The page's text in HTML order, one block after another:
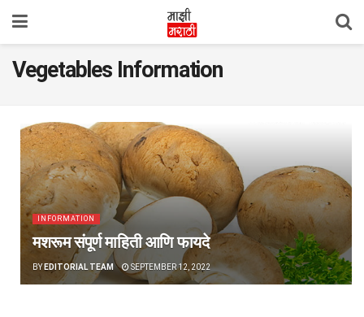
Vegetables Information
INFORMATION
मशरूम संपूर्ण माहिती आणि फायदे
BY EDITORIAL TEAM SEPTEMBER 12, 2022